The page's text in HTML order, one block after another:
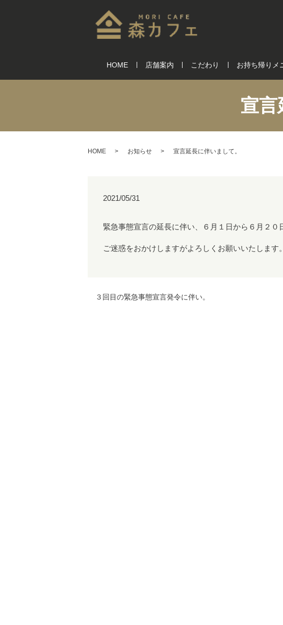
HOME 店舗案内 こだわり お持ち帰りメ
宣言
HOME お知らせ 宣言延長に伴いまして。
2021/05/31
緊急事態宣言の延長に伴い、６月１日から６月２０
ご迷惑をおかけしますがよろしくお願いいたします。
３回目の緊急事態宣言発令に伴い。